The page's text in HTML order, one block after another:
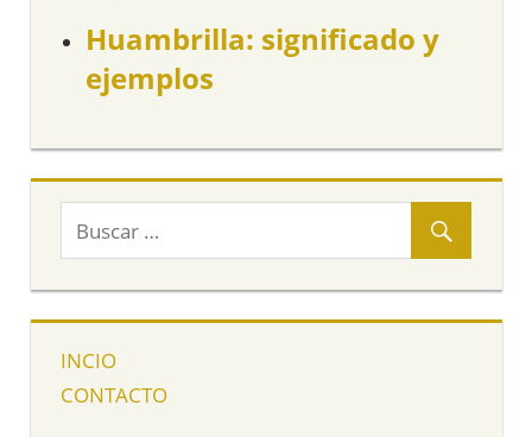
Huambrilla: significado y
ejemplos
INCIO
CONTACTO